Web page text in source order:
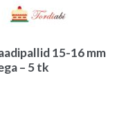
15-16 mm
– 5 tk